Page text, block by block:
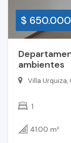
$ 650.000
ambientes
Villa Urquiza,
1
41.00 m²